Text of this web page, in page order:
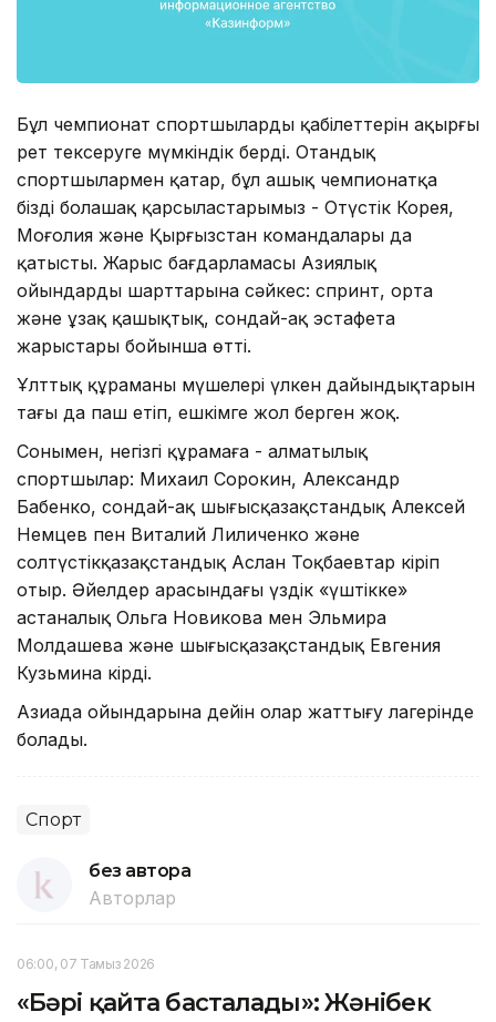
Бұл чемпионат спортшылардың қабілеттерін ақырғы
рет тексеруге мүмкіндік берді. Отандық
спортшылармен қатар, бұл ашық чемпионатқа
біздің болашақ қарсыластарымыз - Оңтүстік Корея,
Моңғолия және Қырғызстан командалары да
қатысты. Жарыс бағдарламасы Азиялық
ойындардың шарттарына сәйкес: спринт, орта
және ұзақ қашықтық, сондай-ақ эстафета
жарыстары бойынша өтті.
Ұлттық құраманың мүшелері үлкен дайындықтарын
тағы да паш етіп, ешкімге жол берген жоқ.
Сонымен, негізгі құрамаға - алматылық
спортшылар: Михаил Сорокин, Александр
Бабенко, сондай-ақ шығысқазақстандық Алексей
Немцев пен Виталий Лиличенко және
солтүстікқазақстандық Аслан Тоқбаевтар кіріп
отыр. Әйелдер арасындағы үздік «үштікке»
астаналық Ольга Новикова мен Эльмира
Молдашева және шығысқазақстандық Евгения
Кузьмина кірді.
Азиада ойындарына дейін олар жаттығу лагерінде
болады.
Спорт
без автора
Авторлар
06:00, 07 Тамыз 2026
«Бәрі қайта басталады»: Жәнібек